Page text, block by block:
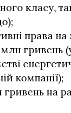
класу,
права на
гривень
компанії);
на